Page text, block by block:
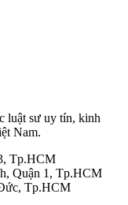
luật sư uy tín, kinh
Nam.
Tp.HCM
Quận 1, Tp.HCM
Tp.HCM